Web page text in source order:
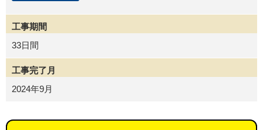
工事期間
33日間
工事完了月
2024年9月